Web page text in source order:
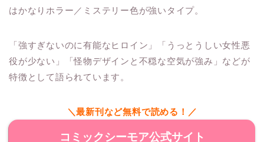
はかなりホラー／ミステリー色が強いタイプ。
「強すぎないのに有能なヒロイン」「うっとうしい女性悪
役が少ない」「怪物デザインと不穏な空気が強み」などが
特徴として語られています。
＼最新刊など無料で読める！／
コミックシーモア公式サイト